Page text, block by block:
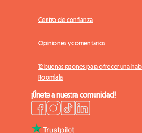
Centro de confianza
Opiniones y comentarios
12 buenas razones para ofrecer una
Roomlala
¡Únete a nuestra comunidad!